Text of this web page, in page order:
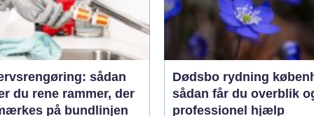
sådan
du rene rammer, der
på bundlinjen
Dødsbo rydning
sådan får du overblik
professionel hjælp